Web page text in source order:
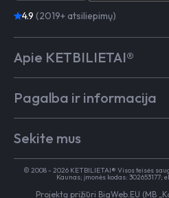
4.9 (2019+ atsiliepimų)
Apie KETBILIETAI®
Kaip mokytis
Testai
Test in English
Kontaktai
Vairavimo mokykloms
Apie KETBILIETAI®
Pagalba ir informacija
Dažniausiai užduodami klausimai
Egzaminai Regitroje
Medicininė pažyma
Sekite mus
TikTok
Facebook
© 2008 - 2026 KETBILIETAI® Visos teisės
Kaunas; įmonės kodas: 302653177;
Projektą prižiūri BigWeb.EU (MB